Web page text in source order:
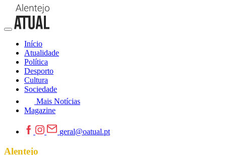
Início
Atualidade
Política
Desporto
Cultura
Sociedade
Mais Notícias
Magazine
geral@oatual.pt
Alentejo